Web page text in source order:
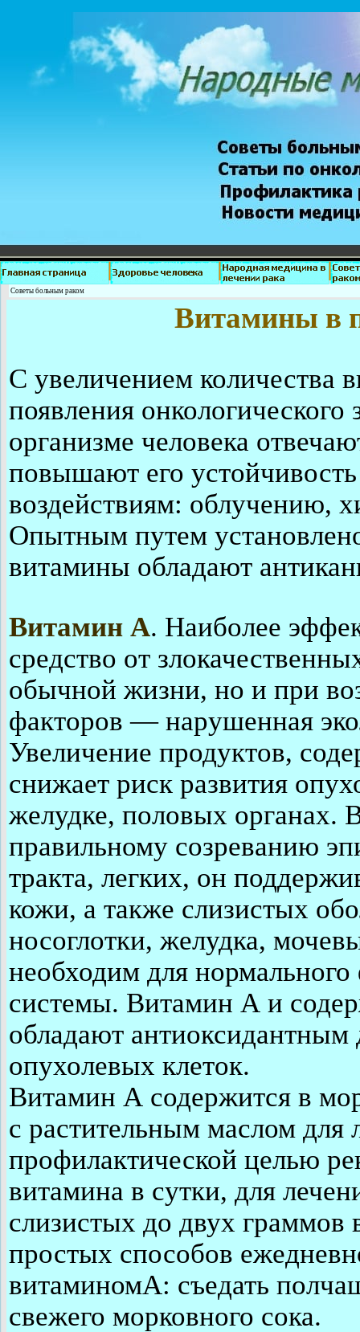
Советы больным раком
Витамины в
С увеличением количества
появления
организме человека
повышают его
воздействиям: облучению,
Опытным путем
витамины обладают
Витамин А. Наиболее
средство от
обычной жизни, но и при
факторов — нарушенная
Увеличение продуктов,
снижает риск развития
желудке, половых органах.
правильному созреванию
тракта, легких, он
кожи, а также слизистых
носоглотки, желудка,
необходим для
системы. Витамин А и
обладают
опухолевых клеток.
Витамин А содержится в
с растительным маслом
профилактической целью
витамина в сутки, для
слизистых до двух
простых способов
витаминомА: съедать
свежего морковного сока.